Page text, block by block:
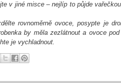
v jiné misce – nejlíp to půjde
rovnoměrně ovoce, posypte je
by měla zezlátnout a ovoce
je vychladnout.